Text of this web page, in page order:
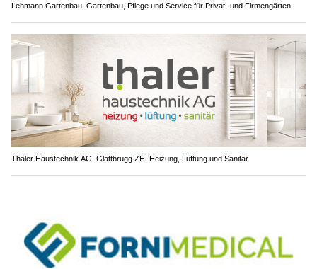
Lehmann Gartenbau: Gartenbau, Pflege und Service für Privat- und Firmengärten
Thaler Haustechnik AG, Glattbrugg ZH: Heizung, Lüftung und Sanitär